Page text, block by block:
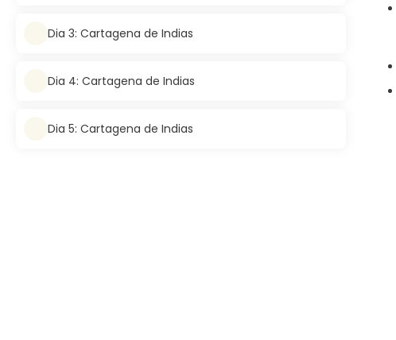
Dia 3: Cartagena de Indias
Dia 4: Cartagena de Indias
Dia 5: Cartagena de Indias